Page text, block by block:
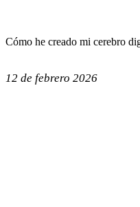
Cómo he creado mi cerebro
12 de febrero 2026